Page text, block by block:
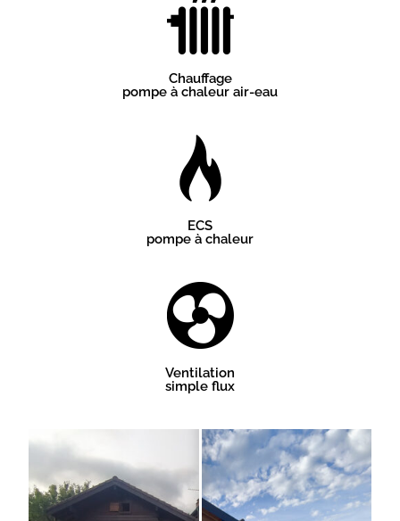
Chauffage
pompe à chaleur air-eau
ECS
pompe à chaleur
Ventilation
simple flux